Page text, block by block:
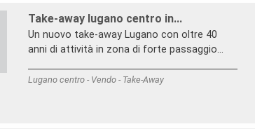
Take-away lugano centro in...
Un nuovo take-away Lugano con oltre 40
anni di attività in zona di forte passaggio...
Lugano centro - Vendo - Take-Away